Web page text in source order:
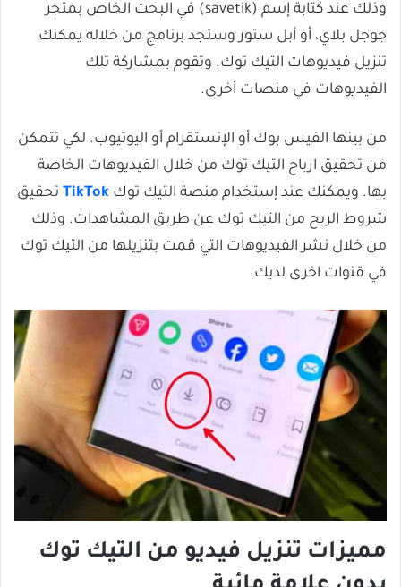
وذلك عند كتابة إسم (savetik) في البحث الخاص بمتجر
جوجل بلاي، أو أبل ستور وستجد برنامج من خلاله يمكنك
تنزيل فيديوهات التيك توك. وتقوم بمشاركة تلك
الفيديوهات في منصات أخرى.
من بينها الفيس بوك أو الإنستقرام أو اليوتيوب. لكي تتمكن
من تحقيق ارباح التيك توك من خلال الفيديوهات الخاصة
بها. ويمكنك عند إستخدام منصة التيك توك TikTok تحقيق
شروط الربح من التيك توك عن طريق المشاهدات. وذلك
من خلال نشر الفيديوهات التي قمت بتنزيلها من التيك توك
في قنوات اخرى لديك.
مميزات تنزيل فيديو من التيك توك